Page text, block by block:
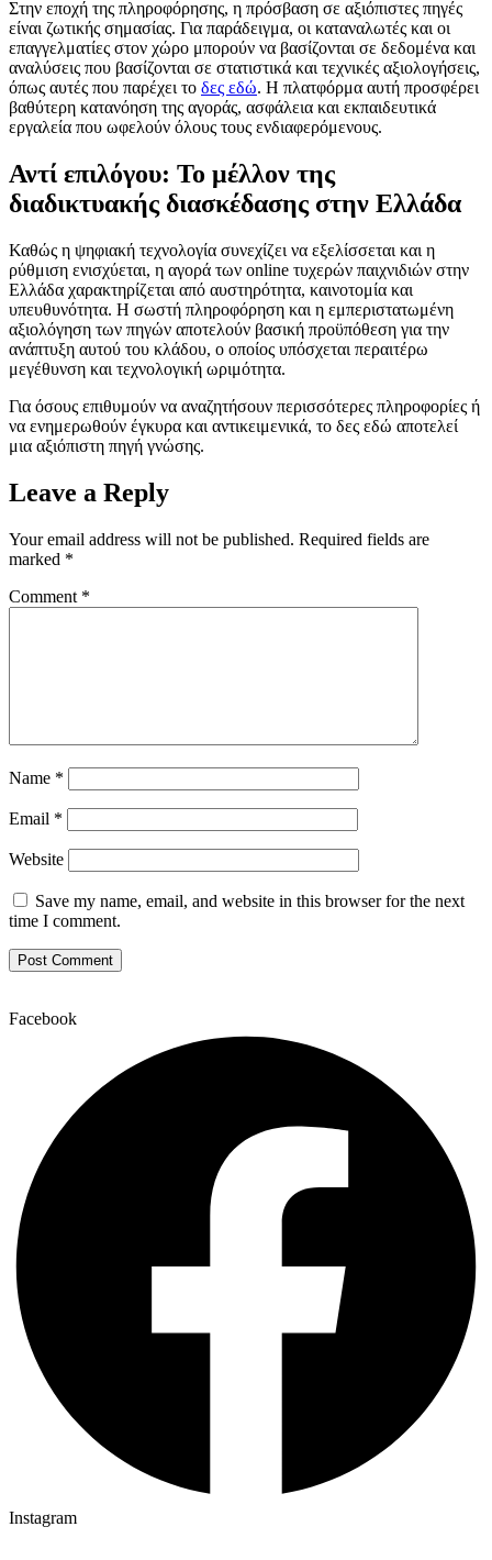
Στην εποχή της πληροφόρησης, η πρόσβαση σε αξιόπιστες πηγές
είναι ζωτικής σημασίας. Για παράδειγμα, οι καταναλωτές και οι
επαγγελματίες στον χώρο μπορούν να βασίζονται σε δεδομένα και
αναλύσεις που βασίζονται σε στατιστικά και τεχνικές αξιολογήσεις,
όπως αυτές που παρέχει το δες εδώ. Η πλατφόρμα αυτή προσφέρει
βαθύτερη κατανόηση της αγοράς, ασφάλεια και εκπαιδευτικά
εργαλεία που ωφελούν όλους τους ενδιαφερόμενους.
Αντί επιλόγου: Το μέλλον της
διαδικτυακής διασκέδασης στην Ελλάδα
Καθώς η ψηφιακή τεχνολογία συνεχίζει να εξελίσσεται και η
ρύθμιση ενισχύεται, η αγορά των online τυχερών παιχνιδιών στην
Ελλάδα χαρακτηρίζεται από αυστηρότητα, καινοτομία και
υπευθυνότητα. Η σωστή πληροφόρηση και η εμπεριστατωμένη
αξιολόγηση των πηγών αποτελούν βασική προϋπόθεση για την
ανάπτυξη αυτού του κλάδου, ο οποίος υπόσχεται περαιτέρω
μεγέθυνση και τεχνολογική ωριμότητα.
Για όσους επιθυμούν να αναζητήσουν περισσότερες πληροφορίες ή
να ενημερωθούν έγκυρα και αντικειμενικά, το δες εδώ αποτελεί
μια αξιόπιστη πηγή γνώσης.
Leave a Reply
Your email address will not be published. Required fields are
marked *
Comment *
Name *
Email *
Website
Save my name, email, and website in this browser for the next
time I comment.
Facebook
Instagram